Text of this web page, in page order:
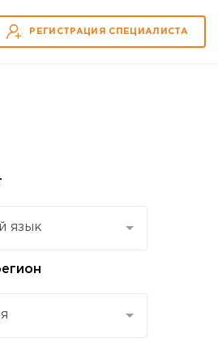
РЕГИСТРАЦИЯ СПЕЦИАЛИСТА
язык